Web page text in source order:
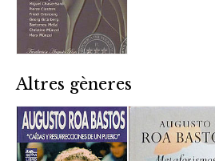
Altres gèneres